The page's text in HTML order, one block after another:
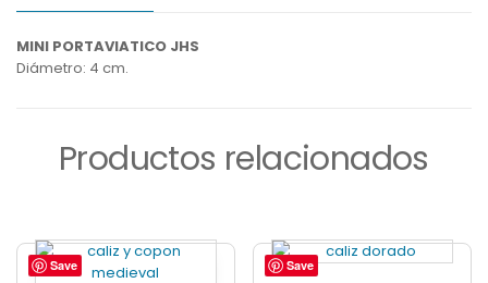
MINI PORTAVIATICO JHS
Diámetro: 4 cm.
Productos relacionados
Save Save